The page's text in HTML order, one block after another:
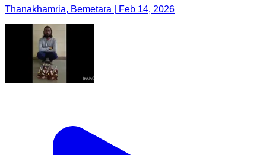
Thanakhamria, Bemetara | Feb 14, 2026